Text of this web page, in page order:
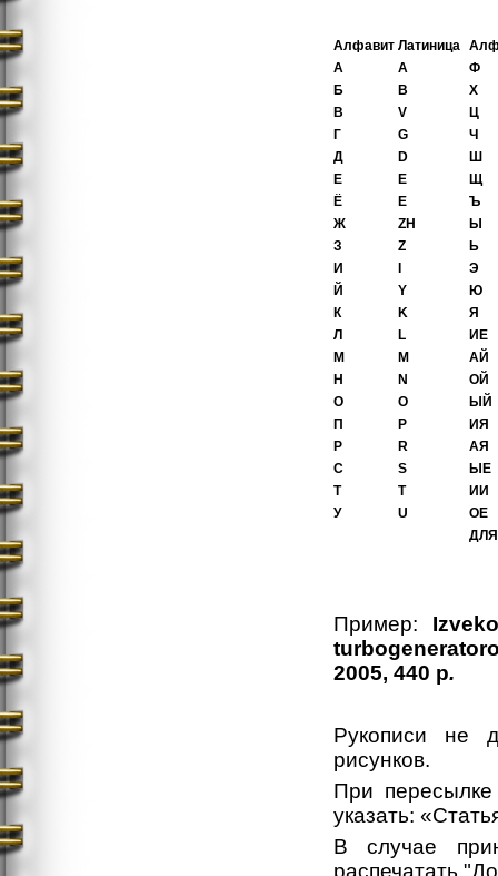
Алфавит Латиница
А
A
Ф
Б
B
Х
В
V
Ц
Г
G
Ч
Д
D
Ш
Е
E
Щ
Ё
E
Ъ
Ж
ZH
Ы
З
Z
Ь
И
Э
Й
Y
Ю
К
K
Я
Л
L
ИЕ
М
M
АЙ
Н
N
ОЙ
О
O
ЫЙ
П
P
ИЯ
Р
R
АЯ
С
S
ЫЕ
Т
T
ИИ
У
U
ОЕ
ДЛЯ
Пример:
2005, 440 p.
Рукописи не
рисунков.
При
указать:
В случае
распечатать